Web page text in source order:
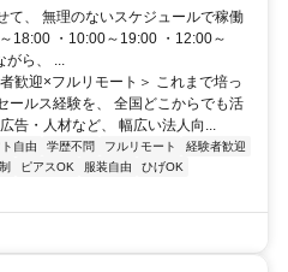
て、 無理のないスケジュールで稼働
18:00 ・10:00～19:00 ・12:00～
がら、 ...
歓迎×フルリモート＞ これまで培っ
ールス経験を、 全国どこからでも活
告・人材など、 幅広い法人向...
自由 学歴不問 フルリモート
経験者歓迎
ピアスOK 服装自由
ひげOK